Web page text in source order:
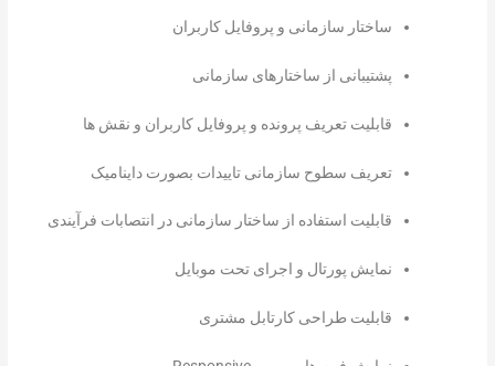
ساختار سازمانی و پروفایل کاربران
پشتیبانی از ساختارهای سازمانی
قابلیت تعریف پرونده و پروفایل کاربران و نقش ها
تعریف سطوح سازمانی تاییدات بصورت داینامیک
قابلیت استفاده از ساختار سازمانی در انتصابات فرآیندی
نمایش پورتال و اجرای تحت موبایل
قابلیت طراحی کارتابل مشتری